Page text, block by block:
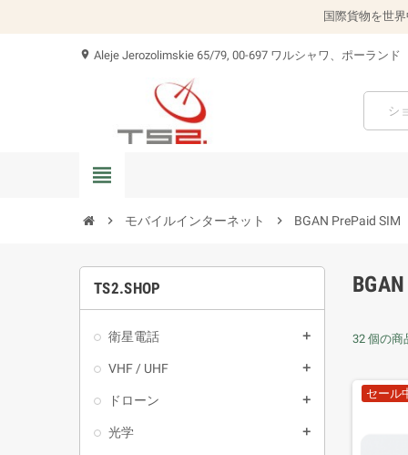
国際貨物を世
location_on Aleje Jerozolimskie 65/79, 00-697 ワルシャワ、ポーランド
view_headline
chevron_right モバイルインターネット chevron_right BGAN PrePaid SIM
TS2.SHOP
衛星電話 add
VHF / UHF add
ドローン add
光学 add
32 個の商
セール